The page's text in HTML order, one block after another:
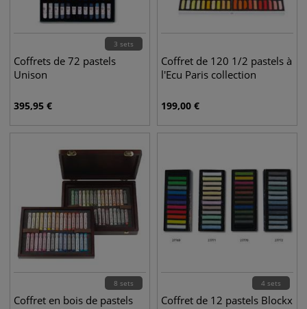
3 sets
Coffrets de 72 pastels
Unison
395,95 €
Coffret de 120 1/2 pastels à
l'Ecu Paris collection
199,00 €
8 sets
Coffret en bois de pastels
4 sets
Coffret de 12 pastels Blockx